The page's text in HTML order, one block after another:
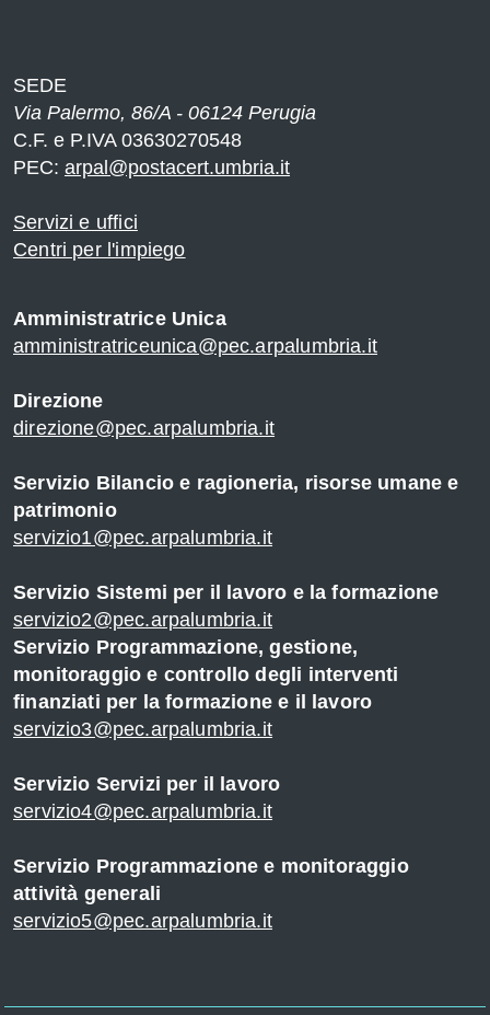
SEDE
Via Palermo, 86/A - 06124 Perugia
C.F. e P.IVA 03630270548
PEC: arpal@postacert.umbria.it
Servizi e uffici
Centri per l'impiego
Amministratrice Unica
amministratriceunica@pec.arpalumbria.it
Direzione
direzione@pec.arpalumbria.it
Servizio Bilancio e ragioneria, risorse umane e
patrimonio
servizio1@pec.arpalumbria.it
Servizio Sistemi per il lavoro e la formazione
servizio2@pec.arpalumbria.it
Servizio Programmazione, gestione,
monitoraggio e controllo degli interventi
finanziati per la formazione e il lavoro
servizio3@pec.arpalumbria.it
Servizio Servizi per il lavoro
servizio4@pec.arpalumbria.it
Servizio Programmazione e monitoraggio
attività generali
servizio5@pec.arpalumbria.it